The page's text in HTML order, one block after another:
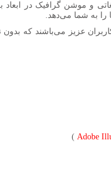
و موشن گرافیک در
عزیز می‌باشند که بدون
Adobe
)